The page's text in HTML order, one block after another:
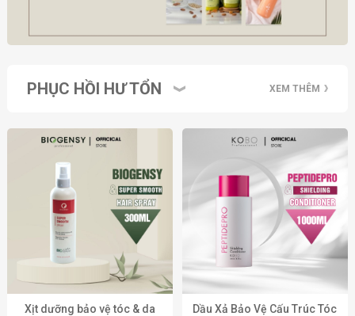
PHỤC HỒI HƯ TỔN XEM THÊM
Xịt dưỡng bảo vệ tóc & da
Dầu Xả Bảo Vệ Cấu Trúc Tóc